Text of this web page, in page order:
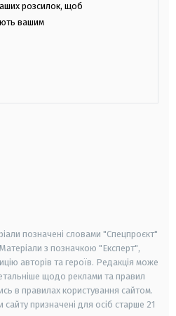
розсилок, щоб
вашим
позначені словами "Спецпроєкт"
з позначкою "Експерт",
авторів та героїв. Редакція може
щодо реклами та правил
в правилах користування сайтом.
сайту призначені для осіб старше 21